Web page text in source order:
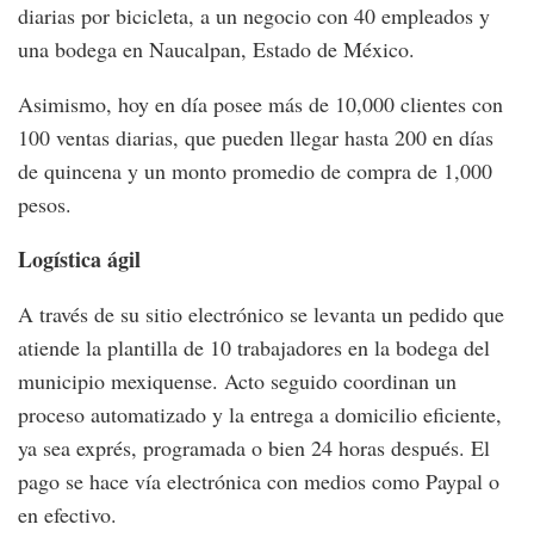
diarias por bicicleta, a un negocio con 40 empleados y
una bodega en Naucalpan, Estado de México.
Asimismo, hoy en día posee más de 10,000 clientes con
100 ventas diarias, que pueden llegar hasta 200 en días
de quincena y un monto promedio de compra de 1,000
pesos.
Logística ágil
A través de su sitio electrónico se levanta un pedido que
atiende la plantilla de 10 trabajadores en la bodega del
municipio mexiquense. Acto seguido coordinan un
proceso automatizado y la entrega a domicilio eficiente,
ya sea exprés, programada o bien 24 horas después. El
pago se hace vía electrónica con medios como Paypal o
en efectivo.